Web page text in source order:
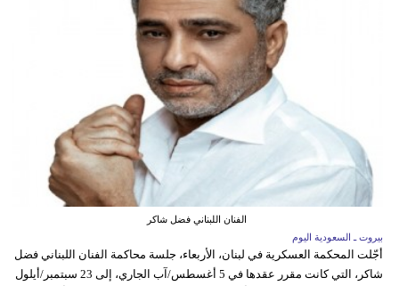
الفنان اللبناني فضل شاكر
بيروت ـ السعودية اليوم
أجّلت المحكمة العسكرية في لبنان، الأربعاء، جلسة محاكمة الفنان اللبناني فضل
شاكر، التي كانت مقرر عقدها في 5 أغسطس/آب الجاري، إلى 23 سبتمبر/أيلول